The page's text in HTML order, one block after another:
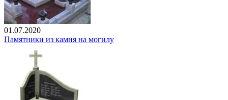
01.07.2020
Памятники из камня на могилу